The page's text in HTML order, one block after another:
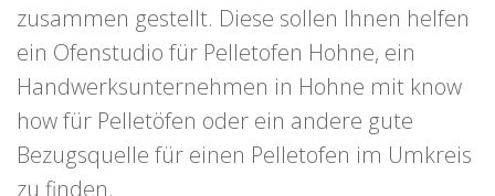
zusammen gestellt. Diese sollen Ihnen helfen
ein Ofenstudio für Pelletofen Hohne, ein
Handwerksunternehmen in Hohne mit know
how für Pelletöfen oder ein andere gute
Bezugsquelle für einen Pelletofen im Umkreis
zu finden.